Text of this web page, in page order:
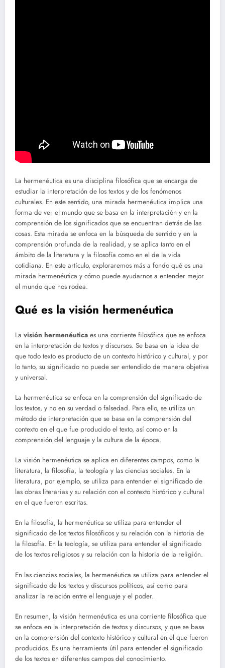
La hermenéutica es una disciplina filosófica que se encarga de
estudiar la interpretación de los textos y de los fenómenos
culturales. En este sentido, una mirada hermenéutica implica una
forma de ver el mundo que se basa en la interpretación y en la
comprensión de los significados que se encuentran detrás de las
cosas. Esta mirada se enfoca en la búsqueda de sentido y en la
comprensión profunda de la realidad, y se aplica tanto en el
ámbito de la literatura y la filosofía como en el de la vida
cotidiana. En este artículo, exploraremos más a fondo qué es una
mirada hermenéutica y cómo puede ayudarnos a entender mejor
el mundo que nos rodea.
Qué es la visión hermenéutica
La visión hermenéutica es una corriente filosófica que se enfoca
en la interpretación de textos y discursos. Se basa en la idea de
que todo texto es producto de un contexto histórico y cultural, y por
lo tanto, su significado no puede ser entendido de manera objetiva
y universal.
La hermenéutica se enfoca en la comprensión del significado de
los textos, y no en su verdad o falsedad. Para ello, se utiliza un
método de interpretación que se basa en la comprensión del
contexto en el que fue producido el texto, así como en la
comprensión del lenguaje y la cultura de la época.
La visión hermenéutica se aplica en diferentes campos, como la
literatura, la filosofía, la teología y las ciencias sociales. En la
literatura, por ejemplo, se utiliza para entender el significado de
las obras literarias y su relación con el contexto histórico y cultural
en el que fueron escritas.
En la filosofía, la hermenéutica se utiliza para entender el
significado de los textos filosóficos y su relación con la historia de
la filosofía. En la teología, se utiliza para entender el significado
de los textos religiosos y su relación con la historia de la religión.
En las ciencias sociales, la hermenéutica se utiliza para entender el
significado de los textos y discursos políticos, así como para
analizar la relación entre el lenguaje y el poder.
En resumen, la visión hermenéutica es una corriente filosófica que
se enfoca en la interpretación de textos y discursos, y que se basa
en la comprensión del contexto histórico y cultural en el que fueron
producidos. Es una herramienta útil para entender el significado
de los textos en diferentes campos del conocimiento.